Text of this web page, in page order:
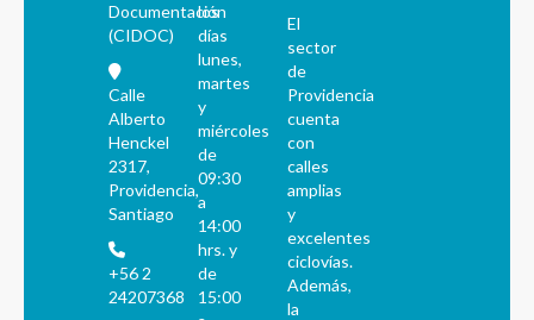
Documentación
(CIDOC)
Calle
Alberto
Henckel
2317,
Providencia,
Santiago
+56 2
24207368
los
días
lunes,
martes
y
miércoles
de
09:30
a
14:00
hrs. y
de
15:00
El
sector
de
Providencia
cuenta
con
calles
amplias
y
excelentes
ciclovías.
Además,
la